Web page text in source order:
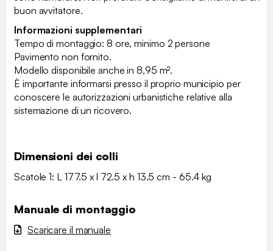
buon avvitatore.
Informazioni supplementari
Tempo di montaggio: 8 ore, minimo 2 persone
Pavimento non fornito.
Modello disponibile anche in 8,95 m².
È importante informarsi presso il proprio municipio per
conoscere le autorizzazioni urbanistiche relative alla
sistemazione di un ricovero.
Dimensioni dei colli
Scatole 1: L 177.5 x l 72.5 x h 13.5 cm - 65.4 kg
Manuale di montaggio
Scaricare il manuale